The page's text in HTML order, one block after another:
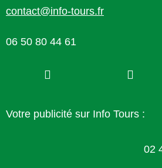
contact@info-tours.fr
06 50 80 44 61
Votre publicité sur Info Tours :
02